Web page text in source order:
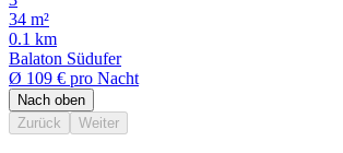
34 m²
0.1 km
Balaton Südufer
Ø 109 € pro Nacht
Nach oben
Zurück
Weiter